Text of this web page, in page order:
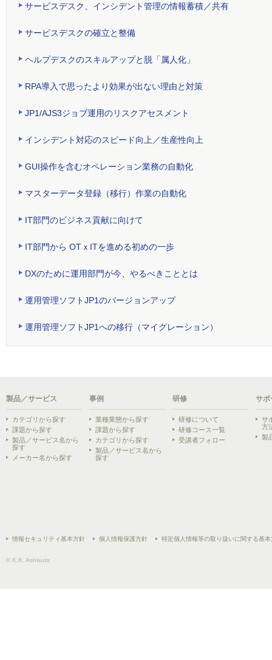
サービスデスク、インシデント管理の情報蓄積／共有
サービスデスクの確立と整備
ヘルプデスクのスキルアップと脱「属人化」
RPA導入で思ったより効果が出ない理由と対策
JP1/AJS3ジョブ運用のリスクアセスメント
インシデント対応のスピード向上／生産性向上
GUI操作を含むオペレーション業務の自動化
マスターデータ登録（移行）作業の自動化
IT部門のビジネス貢献に向けて
IT部門から OTｘITを進める初めの一歩
DXのために運用部門が今、やるべきこととは
運用管理ソフトJP1のバージョンアップ
運用管理ソフトJP1への移行（マイグレーション）
製品／サービス
カテゴリから探す
課題から探す
製品／サービス名から
探す
メーカー名から探す
事例
業種業態から探す
課題から探す
カテゴリから探す
製品／サービス名から
探す
研修
研修について
研修コース一覧
受講者フォロー
サポ
サ
方
製
情報セキュリティ基本方針 個人情報保護方針 特定個人情報等の取り扱いに関する基本
© K.K. Ashisuto